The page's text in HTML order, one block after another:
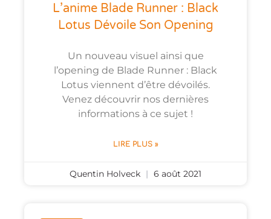
L’anime Blade Runner : Black
Lotus Dévoile Son Opening
Un nouveau visuel ainsi que
l’opening de Blade Runner : Black
Lotus viennent d’être dévoilés.
Venez découvrir nos dernières
informations à ce sujet !
LIRE PLUS »
Quentin Holveck 6 août 2021